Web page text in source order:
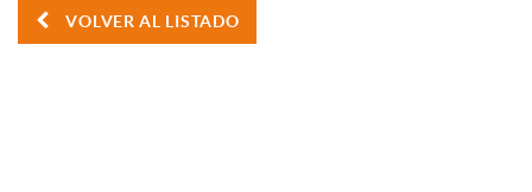
VOLVER AL LISTADO